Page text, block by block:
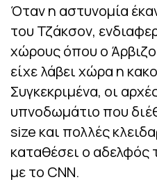
Όταν η αστυνομία
του Τζάκσον,
χώρους όπου ο Άρβιζο
είχε λάβει χώρα η
Συγκεκριμένα, οι
υπνοδωμάτιο που
size και πολλές
καταθέσει ο
με το CNN.